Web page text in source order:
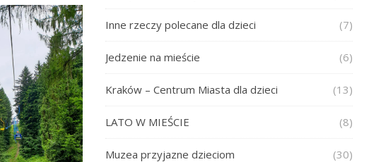
Inne rzeczy polecane dla dzieci (7)
Jedzenie na mieście (6)
Kraków – Centrum Miasta dla dzieci (13)
LATO W MIEŚCIE (8)
Muzea przyjazne dzieciom (30)